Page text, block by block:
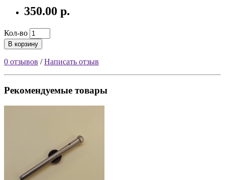
350.00 р.
Кол-во
В корзину
0 отзывов /Написать отзыв
Рекомендуемые товары